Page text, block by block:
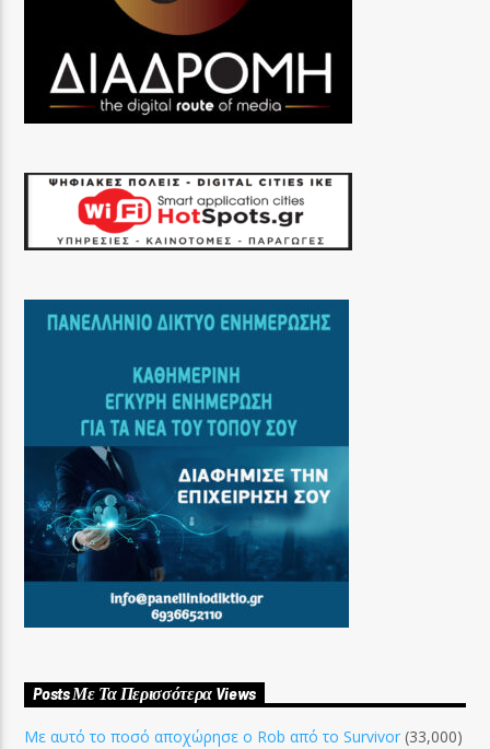
Posts Με Τα Περισσότερα Views
Με αυτό το ποσό αποχώρησε ο Rob από το Survivor (33,000)